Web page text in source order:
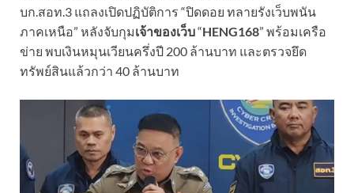
บก.สอท.3 แถลงเปิดปฏิบัติการ “ปิดดอย ทลายรังเว็บพนัน
ภาคเหนือ” หลังจับกุมเจ้าของเว็บ“HENG168” พร้อมเครือ
ข่าย พบเงินหมุนเวียนครึ่งปี 200 ล้านบาท และตรวจยึด
ทรัพย์สินแล้วกว่า 40 ล้านบาท